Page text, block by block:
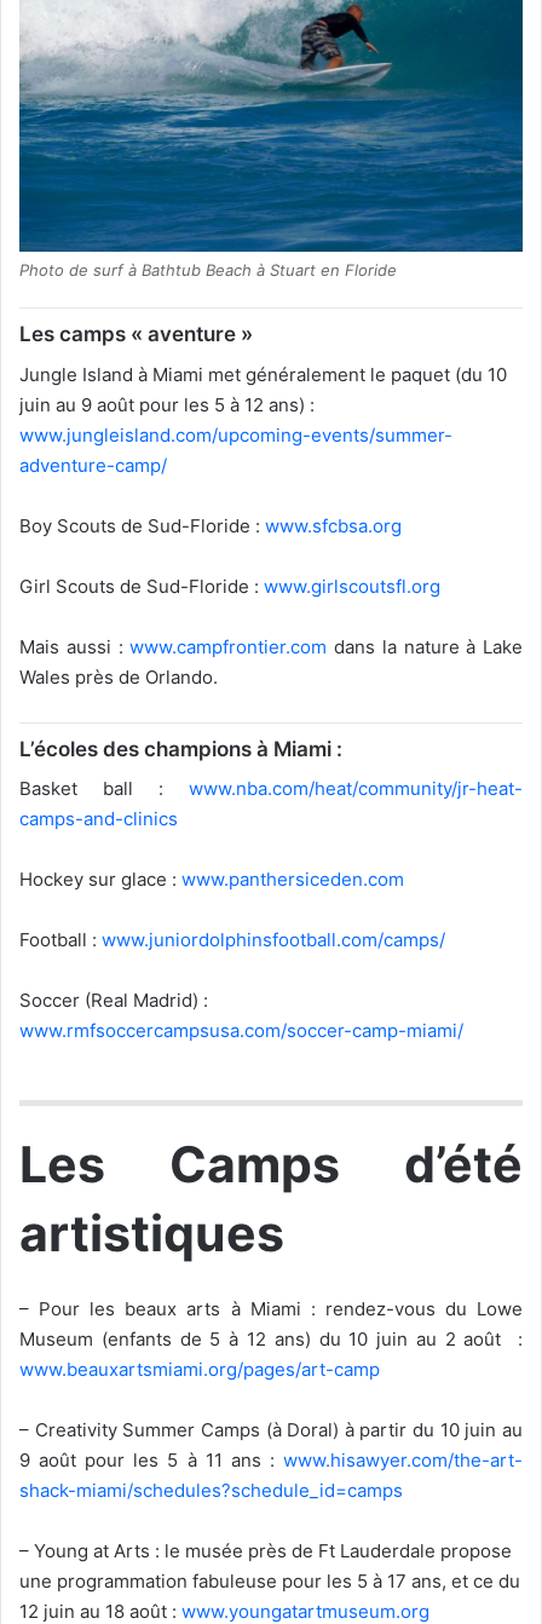
Photo de surf à Bathtub Beach à Stuart en Floride
Les camps « aventure »
Jungle Island à Miami met généralement le paquet (du 10
juin au 9 août pour les 5 à 12 ans) :
www.jungleisland.com/upcoming-events/summer-
adventure-camp/
Boy Scouts de Sud-Floride : www.sfcbsa.org
Girl Scouts de Sud-Floride : www.girlscoutsfl.org
Mais aussi :www.campfrontier.com dans la nature à Lake
Wales près de Orlando.
L’écoles des champions à Miami :
Basket ball : www.nba.com/heat/community/jr-heat-
camps-and-clinics
Hockey sur glace : www.panthersiceden.com
Football : www.juniordolphinsfootball.com/camps/
Soccer (Real Madrid) :
www.rmfsoccercampsusa.com/soccer-camp-miami/
Les Camps d’été
artistiques
– Pour les beaux arts à Miami : rendez-vous du Lowe
Museum (enfants de 5 à 12 ans) du 10 juin au 2 août :
www.beauxartsmiami.org/pages/art-camp
– Creativity Summer Camps (à Doral) à partir du 10 juin au
9 août pour les 5 à 11 ans : www.hisawyer.com/the-art-
shack-miami/schedules?schedule_id=camps
– Young at Arts : le musée près de Ft Lauderdale propose
une programmation fabuleuse pour les 5 à 17 ans, et ce du
12 juin au 18 août : www.youngatartmuseum.org